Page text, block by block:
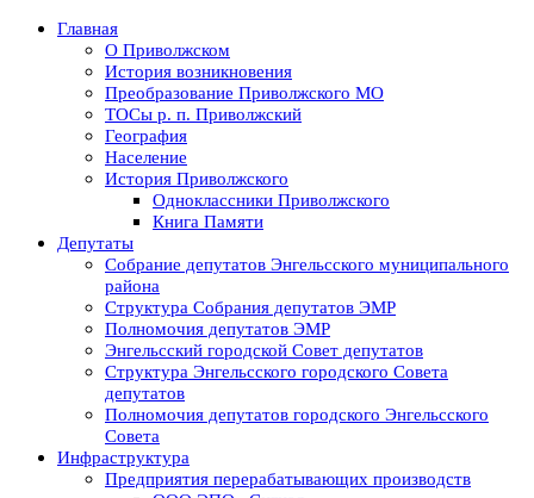
Главная
О Приволжском
История возникновения
Преобразование Приволжского МО
ТОСы р. п. Приволжский
География
Население
История Приволжского
Одноклассники Приволжского
Книга Памяти
Депутаты
Собрание депутатов Энгельсского муниципального
района
Структура Собрания депутатов ЭМР
Полномочия депутатов ЭМР
Энгельсский городской Совет депутатов
Структура Энгельсского городского Совета
депутатов
Полномочия депутатов городского Энгельсского
Совета
Инфраструктура
Предприятия перерабатывающих производств